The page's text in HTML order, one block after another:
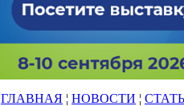
ГЛАВНАЯ ¦ НОВОСТИ ¦